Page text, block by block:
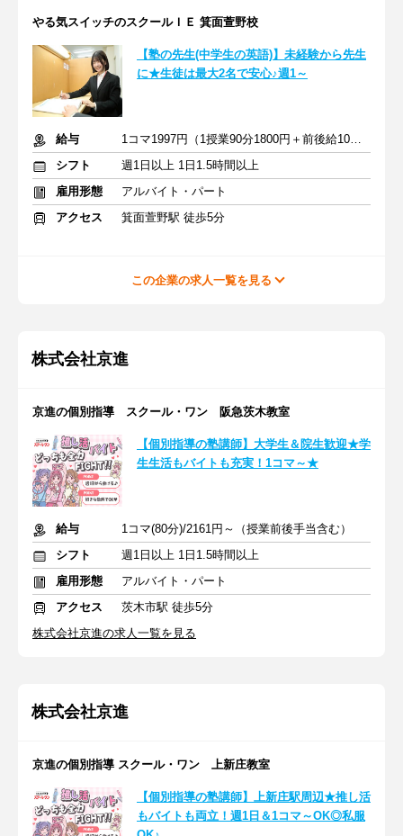
やる気スイッチのスクールＩＥ 箕面萱野校
【塾の先生(中学生の英語)】未経験から先生
に★生徒は最大2名で安心♪週1～
給与
1コマ1997円（1授業90分1800円＋前後給10分197円）
シフト
週1日以上 1日1.5時間以上
雇用形態
アルバイト・パート
アクセス
箕面萱野駅 徒歩5分
この企業の求人一覧を見る
株式会社京進
京進の個別指導 スクール・ワン 阪急茨木教室
【個別指導の塾講師】大学生＆院生歓迎★学
生生活もバイトも充実！1コマ～★
給与
1コマ(80分)/2161円～（授業前後手当含む）
シフト
週1日以上 1日1.5時間以上
雇用形態
アルバイト・パート
アクセス
茨木市駅 徒歩5分
株式会社京進の求人一覧を見る
株式会社京進
京進の個別指導 スクール・ワン 上新庄教室
【個別指導の塾講師】上新庄駅周辺★推し活
もバイトも両立！週1日＆1コマ～OK◎私服